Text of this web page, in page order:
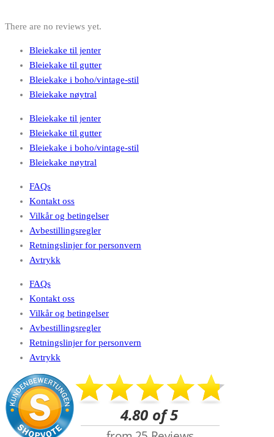
There are no reviews yet.
Bleiekake til jenter
Bleiekake til gutter
Bleiekake i boho/vintage-stil
Bleiekake nøytral
Bleiekake til jenter
Bleiekake til gutter
Bleiekake i boho/vintage-stil
Bleiekake nøytral
FAQs
Kontakt oss
Vilkår og betingelser
Avbestillingsregler
Retningslinjer for personvern
Avtrykk
FAQs
Kontakt oss
Vilkår og betingelser
Avbestillingsregler
Retningslinjer for personvern
Avtrykk